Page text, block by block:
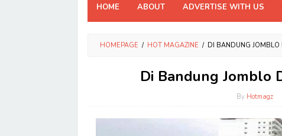
HOME ABOUT ADVERTISE WITH US
HOMEPAGE / HOT MAGAZINE / DI BANDUNG
Di Bandung Jomblo
By Hotmagz